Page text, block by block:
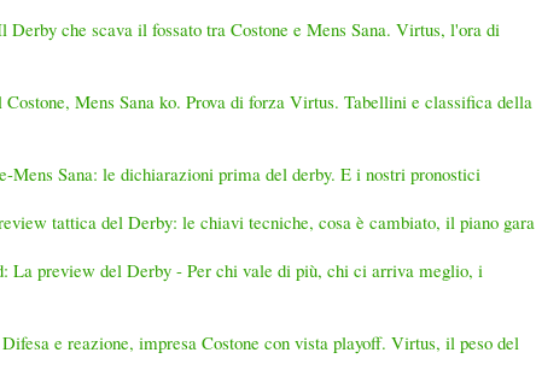
Derby che scava il fossato tra Costone e Mens Sana. Virtus, l'ora di
Mens Sana ko. Prova di forza Virtus. Tabellini e classifica della
Mens Sana: le dichiarazioni prima del derby. E i nostri pronostici
tattica del Derby: le chiavi tecniche, cosa è cambiato, il piano gara
La preview del Derby - Per chi vale di più, chi ci arriva meglio, i
e reazione, impresa Costone con vista playoff. Virtus, il peso del